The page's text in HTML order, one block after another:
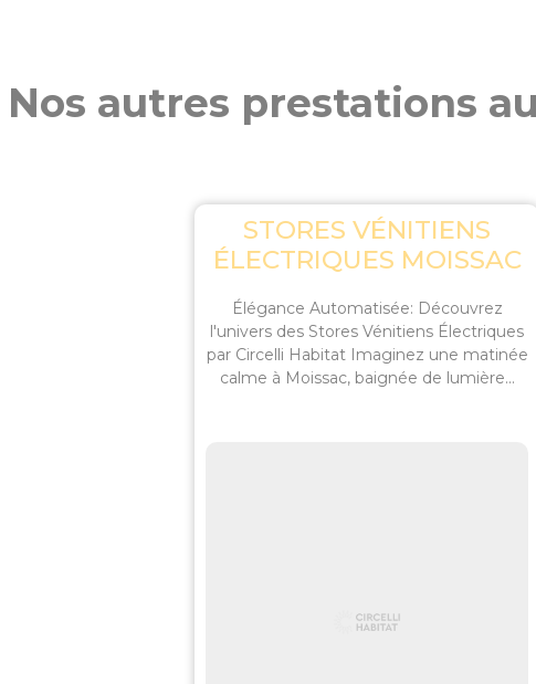
Nos autres prestations
STORES VÉNITIENS
ÉLECTRIQUES MOISSAC
Élégance Automatisée: Découvrez
l'univers des Stores Vénitiens Électriques
par Circelli Habitat Imaginez une matinée
calme à Moissac, baignée de lumière...